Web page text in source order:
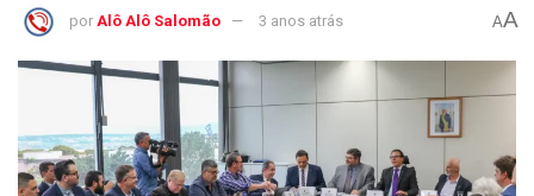
por Alô Alô Salomão 3 anos atrás AA